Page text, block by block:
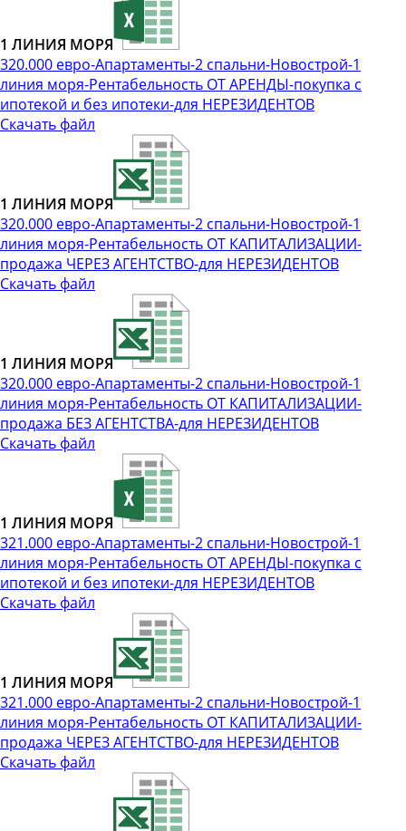
1 ЛИНИЯ МОРЯ
320.000 евро-Апартаменты-2 спальни-Новострой-1
линия моря-Рентабельность ОТ АРЕНДЫ-покупка с
ипотекой и без ипотеки-для НЕРЕЗИДЕНТОВ
Скачать файл
1 ЛИНИЯ МОРЯ
320.000 евро-Апартаменты-2 спальни-Новострой-1
линия моря-Рентабельность ОТ КАПИТАЛИЗАЦИИ-
продажа ЧЕРЕЗ АГЕНТСТВО-для НЕРЕЗИДЕНТОВ
Скачать файл
1 ЛИНИЯ МОРЯ
320.000 евро-Апартаменты-2 спальни-Новострой-1
линия моря-Рентабельность ОТ КАПИТАЛИЗАЦИИ-
продажа БЕЗ АГЕНТСТВА-для НЕРЕЗИДЕНТОВ
Скачать файл
1 ЛИНИЯ МОРЯ
321.000 евро-Апартаменты-2 спальни-Новострой-1
линия моря-Рентабельность ОТ АРЕНДЫ-покупка с
ипотекой и без ипотеки-для НЕРЕЗИДЕНТОВ
Скачать файл
1 ЛИНИЯ МОРЯ
321.000 евро-Апартаменты-2 спальни-Новострой-1
линия моря-Рентабельность ОТ КАПИТАЛИЗАЦИИ-
продажа ЧЕРЕЗ АГЕНТСТВО-для НЕРЕЗИДЕНТОВ
Скачать файл